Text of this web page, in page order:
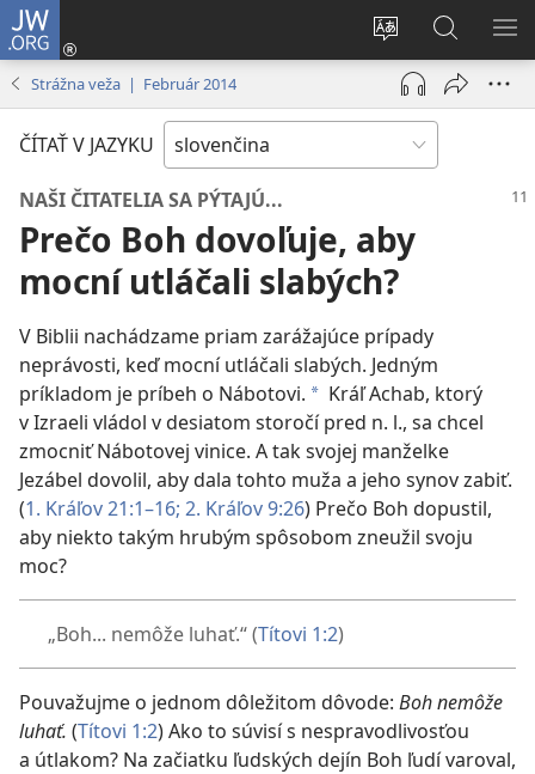
JW.ORG
Zmeniť
jazyk
stránky
Prihlásiť
sa
(otvorí
okno)
na
JW.ORG
Strážna veža | Február 2014
ČÍTAŤ V JAZYKU
NAŠI ČITATELIA SA PÝTAJÚ...
Prečo Boh dovoľuje, aby
mocní utláčali slabých?
V Biblii nachádzame priam zarážajúce prípady
neprávosti, keď mocní utláčali slabých. Jedným
príkladom je príbeh o Nábotovi. * Kráľ Achab, ktorý
v Izraeli vládol v desiatom storočí pred n. l., sa chcel
zmocniť Nábotovej vinice. A tak svojej manželke
Jezábel dovolil, aby dala tohto muža a jeho synov zabiť.
(1. Kráľov 21:1–16; 2. Kráľov 9:26) Prečo Boh dopustil,
aby niekto takým hrubým spôsobom zneužil svoju
moc?
„Boh... nemôže luhať.“ ​(Títovi 1:2)
Pouvažujme o jednom dôležitom dôvode: Boh nemôže
luhať. (Títovi 1:2) Ako to súvisí s nespravodlivosťou
a útlakom? Na začiatku ľudských dejín Boh ľudí varoval,